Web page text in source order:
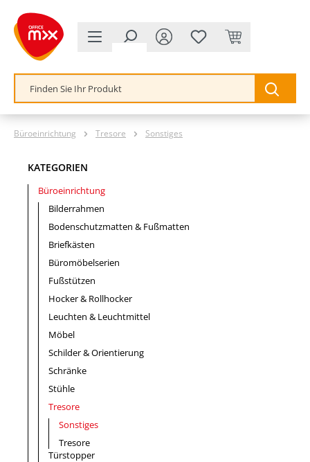
springen
Büroeinrichtung Tresore Sonstiges
KATEGORIEN
Büroeinrichtung
Bilderrahmen
Bodenschutzmatten & Fußmatten
Briefkästen
Büromöbelserien
Fußstützen
Hocker & Rollhocker
Leuchten & Leuchtmittel
Möbel
Schilder & Orientierung
Schränke
Stühle
Tresore
Sonstiges
Tresore
Türstopper